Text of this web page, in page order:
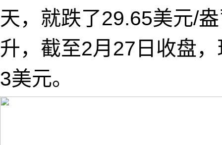
天，就跌了29.65美元/
升，截至2月27日收盘
3美元。